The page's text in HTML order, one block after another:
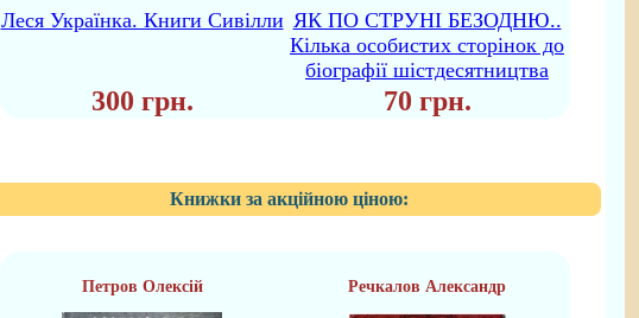
Леся Українка. Книги Сивілли ЯК ПО СТРУНІ БЕЗОДНЮ..
Кілька особистих сторінок до
біографії шістдесятництва
300 грн. 70 грн.
Книжки за акційною ціною:
Петров Олексій Речкалов Александр